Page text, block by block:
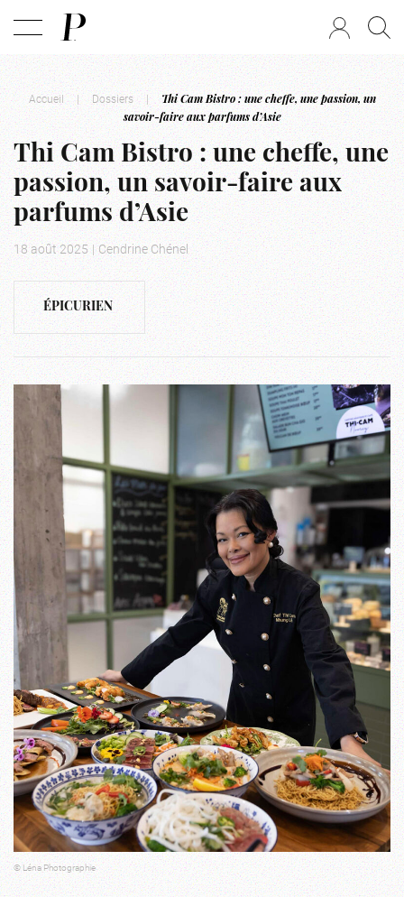
Accueil | Dossiers |
Thi Cam Bistro : une cheffe, une passion, un
savoir-faire aux parfums d’Asie
Thi Cam Bistro : une cheffe, une
passion, un savoir-faire aux
parfums d’Asie
18 août 2025 | Cendrine Chénel
ÉPICURIEN
© Léna Photographie